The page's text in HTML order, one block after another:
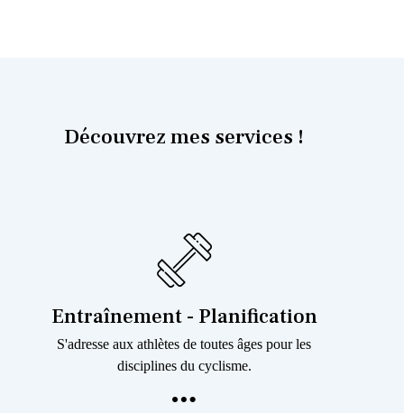
Découvrez mes services !
Entraînement - Planification
S'adresse aux athlètes de toutes âges pour les
disciplines du cyclisme.